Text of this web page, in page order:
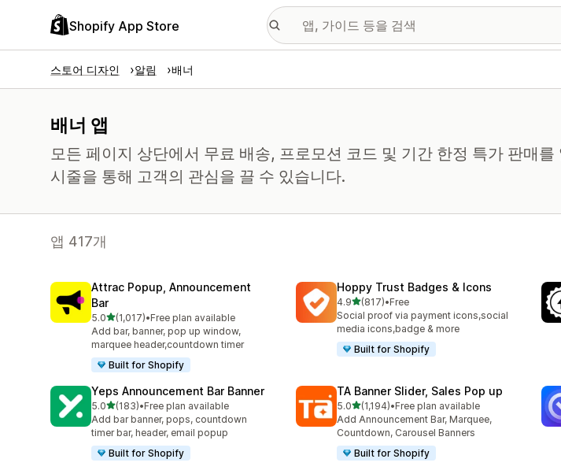
Shopify App Store
스토어 디자인 알림 배너
배너 앱
모든 페이지 상단에서 무료 배송, 프로모션 코드 및 기간 한정 특가 판매를
시줄을 통해 고객의 관심을 끌 수 있습니다.
앱 417개
Attrac Popup, Announcement
Bar
5.0별 5개 중
(1,017)
총 리뷰 1017개
•Free plan available
Add bar, banner, pop up window,
marquee header,countdown timer
Built for Shopify
Hoppy Trust Badges & Icons
4.9별 5개 중
(817)
총 리뷰 817개
•Free
Social proof via payment icons,social
media icons,badge & more
Built for Shopify
Yeps Announcement Bar Banner
5.0별 5개 중
(183)
총 리뷰 183개
•Free plan available
Add bar banner, pops, countdown
timer bar, header, email popup
Built for Shopify
TA Banner Slider, Sales Pop up
5.0별 5개 중
(1,194)
총 리뷰 1194개
•Free plan available
Add Announcement Bar, Marquee,
Countdown, Carousel Banners
Built for Shopify